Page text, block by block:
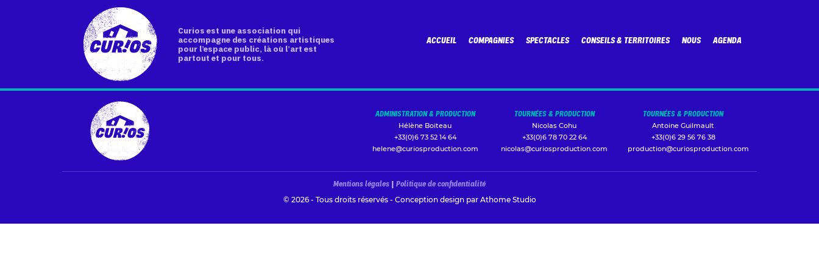
Curios est une association qui
accompagne des créations artistiques
pour l’espace public, là où l’art est
partout et pour tous.
ACCUEIL COMPAGNIES SPECTACLES CONSEILS & TERRITOIRES NOUS AGENDA
ADMINISTRATION & PRODUCTION
Hélène Boiteau
+33(0)6 73 52 14 64
helene@curiosproduction.com
TOURNÉES & PRODUCTION
Nicolas Cohu
+33(0)6 78 70 22 64
nicolas@curiosproduction.com
TOURNÉES & PRODUCTION
Antoine Guilmault
+33(0)6 29 56 76 38
production@curiosproduction.com
Mentions légales | Politique de confidentialité
© 2026 - Tous droits réservés - Conception design par Athome Studio